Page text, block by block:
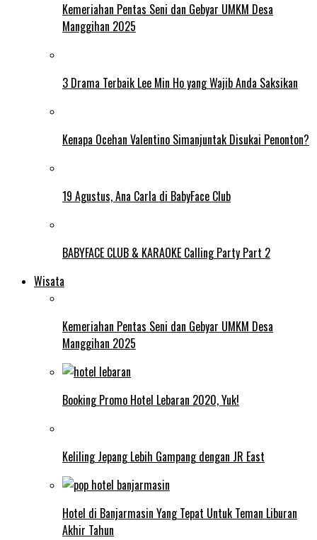
Kemeriahan Pentas Seni dan Gebyar UMKM Desa
Manggihan 2025
3 Drama Terbaik Lee Min Ho yang Wajib Anda Saksikan
Kenapa Ocehan Valentino Simanjuntak Disukai Penonton?
19 Agustus, Ana Carla di BabyFace Club
BABYFACE CLUB & KARAOKE Calling Party Part 2
Wisata
Kemeriahan Pentas Seni dan Gebyar UMKM Desa
Manggihan 2025
Booking Promo Hotel Lebaran 2020, Yuk!
Keliling Jepang Lebih Gampang dengan JR East
Hotel di Banjarmasin Yang Tepat Untuk Teman Liburan
Akhir Tahun